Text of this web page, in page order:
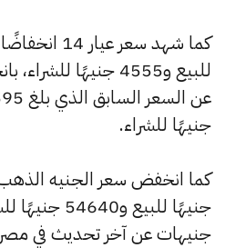
جنيهًا للشراء.
جنيهات عن آخر تحديث في مصر 365.